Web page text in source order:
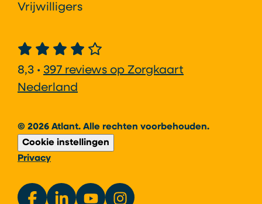
Vrijwilligers
8,3 • 397 reviews op Zorgkaart
Nederland
© 2026 Atlant. Alle rechten voorbehouden.
Cookie instellingen
Privacy